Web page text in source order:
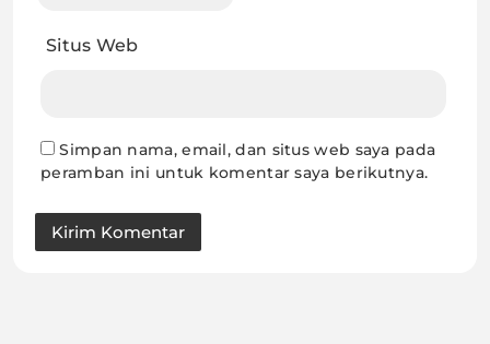
Situs Web
Simpan nama, email, dan situs web saya pada
peramban ini untuk komentar saya berikutnya.